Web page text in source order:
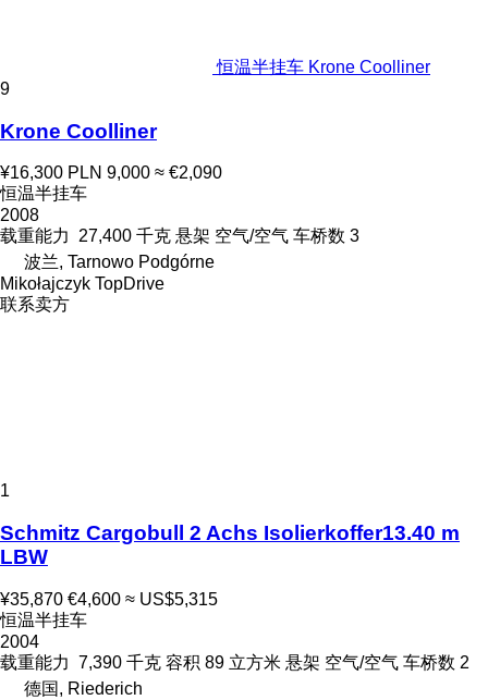
恒温半挂车 Krone Coolliner
9
Krone Coolliner
¥16,300 PLN 9,000 ≈ €2,090
恒温半挂车
2008
载重能力
27,400 千克 悬架 空气/空气 车桥数 3
波兰, Tarnowo Podgórne
Mikołajczyk TopDrive
联系卖方
1
Schmitz Cargobull 2 Achs Isolierkoffer13.40 m
LBW
¥35,870 €4,600 ≈ US$5,315
恒温半挂车
2004
载重能力 7,390 千克 容积 89 立方米 悬架 空气/空气 车桥数 2
德国, Riederich